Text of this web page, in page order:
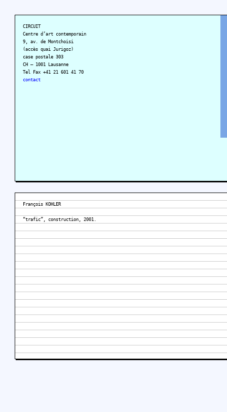
CIRCUIT
Centre d’art contemporain
9, av. de Montchoisi
(accès quai Jurigoz)
case postale 303
CH – 1001 Lausanne
Tel Fax +41 21 601 41 70
contact
François KOHLER
“trafic”, construction, 2001.